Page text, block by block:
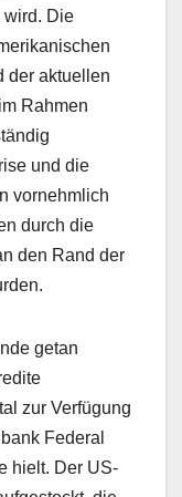
wird. Die
der aktuellen
Rahmen
und die
vornehmlich
durch die
den Rand der
getan
zur Verfügung
Federal
hielt. Der US-